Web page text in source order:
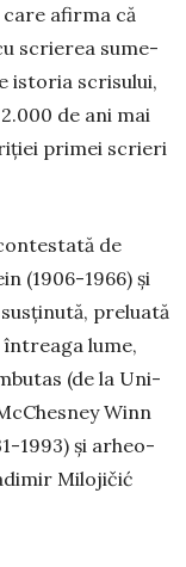
afirma că
scrierea sume­
is­toria scrisului,
de ani mai
primei scrieri
de
(1906-1966) şi
preluată
lume,
(de la Uni­
Winn
1993) şi arheo­
Mi­lojičić